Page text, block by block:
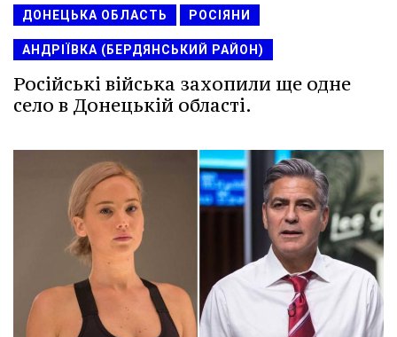
ДОНЕЦЬКА ОБЛАСТЬ РОСІЯНИ
АНДРІЇВКА (БЕРДЯНСЬКИЙ РАЙОН)
Російські війська захопили ще одне
село в Донецькій області.